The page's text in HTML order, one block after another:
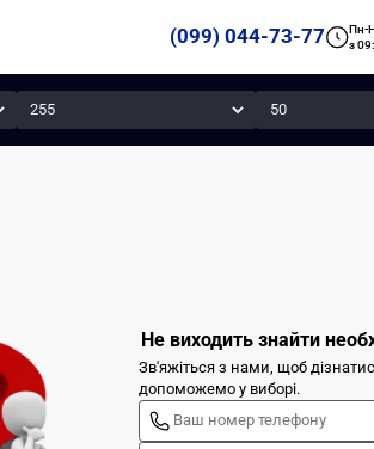
(099) 044-73-77
Пн-
з
Ширина Висота
Не виходить знайти
Зв'яжіться з нами, щоб
допоможемо у виборі.